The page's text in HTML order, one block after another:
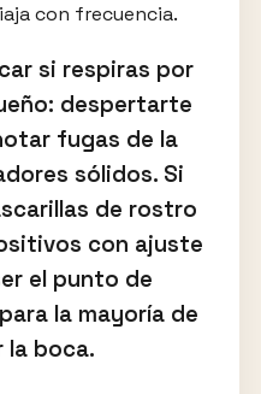
con frecuencia.
si respiras por
despertarte
fugas de la
sólidos. Si
de rostro
con ajuste
el punto de
la mayoría de
la boca.